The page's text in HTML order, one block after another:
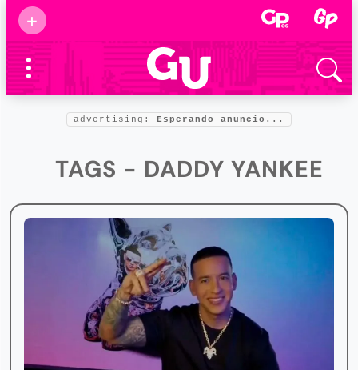
+
Supermamás
2025
Marcas de
confianza
Foro salud
advertising: Esperando anuncio...
TAGS - DADDY YANKEE